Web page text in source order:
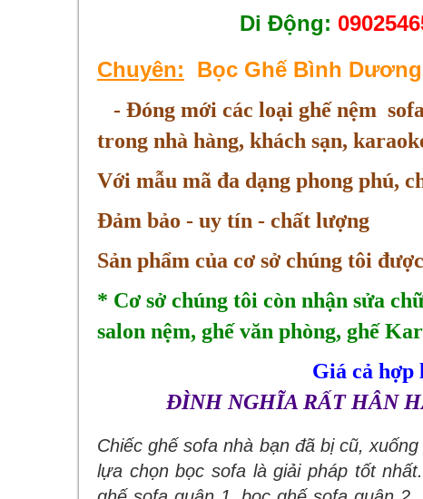
Di Động:
Chuyên: Bọc Ghế Bình Dương
- Đóng mới các loại ghế nệm
trong nhà hàng, khách sạn,
Với mẫu mã đa dạng phong phú,
Đảm bảo - uy tín - chất lượng
Sản phẩm của cơ sở chúng tôi
* Cơ sở chúng tôi còn nhận sửa
salon nệm, ghế văn phòng, ghế
Giá cả hợp
ĐÌNH NGHĨA RẤT HÂN
Chiếc ghế sofa nhà bạn đã bị cũ,
lựa chọn bọc sofa là giải pháp tốt